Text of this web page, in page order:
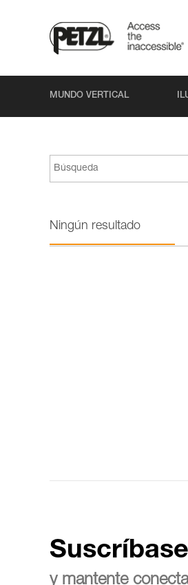
MUNDO VERTICAL
Ningún resultado
y mantente